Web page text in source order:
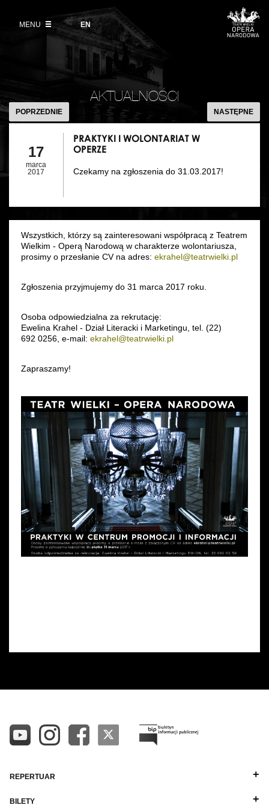
angielski
EN
MENUWystawy 2026/27
Informacje dla widzów
Zwroty biletów
Aktualności
Polski Balet Narodowy
Miejsce
Kulisy
Historia
DZIAŁALNOŚĆ
Galeria Opera
Muzeum Teatralne
Akademia Operowa
Dla mediów
Organizacja imprez
Wynajem kostiumów
Wynajem rekwizytów
Fundusze unijne
Dotacje celowe
AKTUALNOŚCI
W
OPERZE
POPRZEDNIE NASTĘPNE
17
marca
2017
PRAKTYKI I WOLONTARIAT W
OPERZE
Czekamy na zgłoszenia do 31.03.2017!
Wszystkich, którzy są zainteresowani współpracą z Teatrem
Wielkim - Operą Narodową w charakterze wolontariusza,
prosimy o przesłanie CV na adres: ekrahel@teatrwielki.pl
Zgłoszenia przyjmujemy do 31 marca 2017 roku.
Osoba odpowiedzialna za rekrutację:
Ewelina Krahel - Dział Literacki i Marketingu, tel. (22)
692 0256, e-mail: ekrahel@teatrwielki.pl
Zapraszamy!
REPERTUAR
BILETY